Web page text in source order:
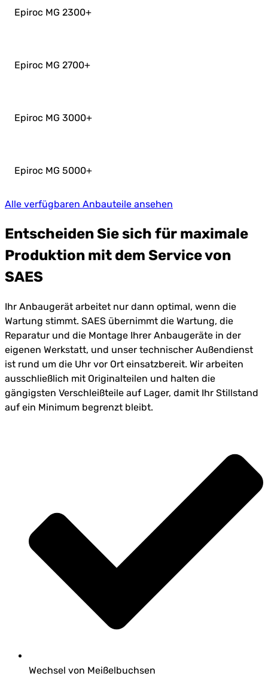
Epiroc MG 2300+
Epiroc MG 2700+
Epiroc MG 3000+
Epiroc MG 5000+
Alle verfügbaren Anbauteile ansehen
Entscheiden Sie sich für maximale
Produktion mit dem Service von
SAES
Ihr Anbaugerät arbeitet nur dann optimal, wenn die
Wartung stimmt. SAES übernimmt die Wartung, die
Reparatur und die Montage Ihrer Anbaugeräte in der
eigenen Werkstatt, und unser technischer Außendienst
ist rund um die Uhr vor Ort einsatzbereit. Wir arbeiten
ausschließlich mit Originalteilen und halten die
gängigsten Verschleißteile auf Lager, damit Ihr Stillstand
auf ein Minimum begrenzt bleibt.
Wechsel von Meißelbuchsen